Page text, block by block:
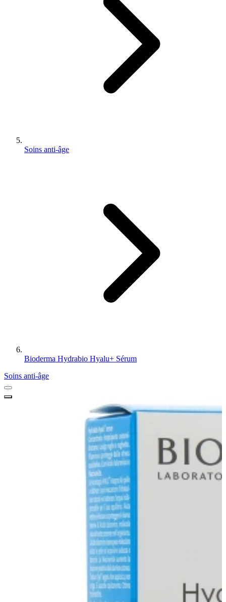
Soins anti-âge
Bioderma Hydrabio Hyalu+ Sérum
Soins anti-âge